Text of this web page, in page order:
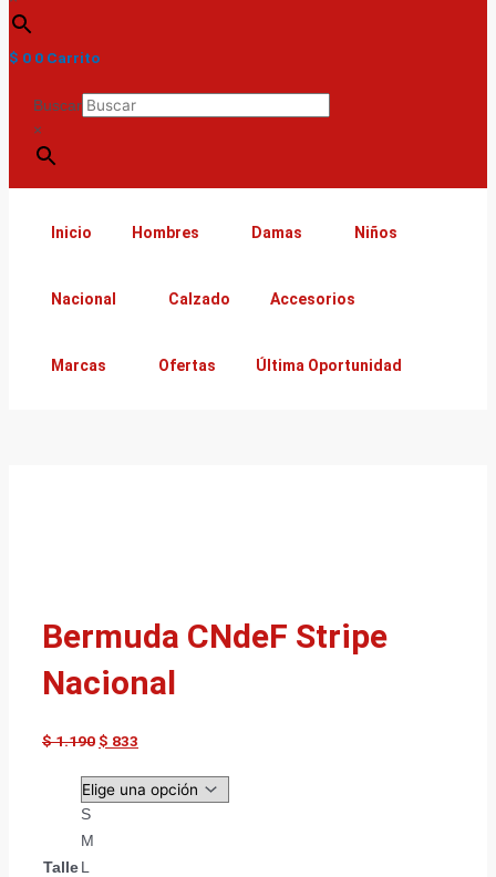
$ 0 0 Carrito
Buscar
×
Inicio Hombres Damas Niños
Nacional Calzado Accesorios
Marcas Ofertas Última Oportunidad
Bermuda CNdeF Stripe
Nacional
$1.190 $ 833
Talle
S
M
L